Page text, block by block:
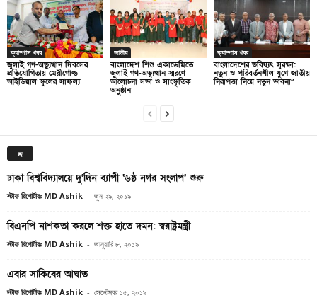
ক্যাম্পাস খবর
জুলাই গণ-অভ্যুত্থান দিবসের
প্রতিযোগিতায় মেরীগোল্ড
আইডিয়াল স্কুলের সাফল্য
জাতীয়
বাংলাদেশ শিশু একাডেমিতে
জুলাই গণ-অভ্যুত্থান স্মরণে
আলোচনা সভা ও সাংস্কৃতিক
অনুষ্ঠান
ক্যাম্পাস খবর
বাংলাদেশের ভবিষ্যৎ সুরক্ষা:
নতুন ও পরিবর্তনশীল যুগে জাতীয়
নিরাপত্তা নিয়ে নতুন ভাবনা”
জ
ঢাকা বিশ্ববিদ্যালয়ে দু’দিন ব্যাপী ‘৬ষ্ঠ নগর সংলাপ’ শুরু
স্টাফ রিপোর্টারঃ MD Ashik - জুন ২৯, ২০১৯
বিএনপি নাশকতা করলে শক্ত হাতে দমন: স্বরাষ্ট্রমন্ত্রী
স্টাফ রিপোর্টারঃ MD Ashik - জানুয়ারি ৮, ২০১৯
এবার সাকিবের আঘাত
স্টাফ রিপোর্টারঃ MD Ashik - সেপ্টেম্বর ১৫, ২০১৯